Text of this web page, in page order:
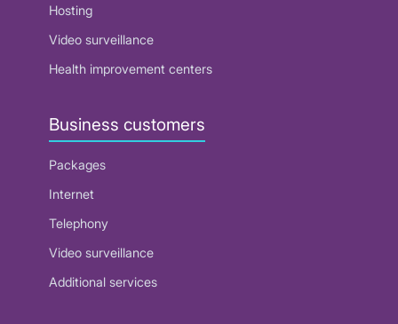
Hosting
Video surveillance
Health improvement centers
Business customers
Packages
Internet
Telephony
Video surveillance
Additional services